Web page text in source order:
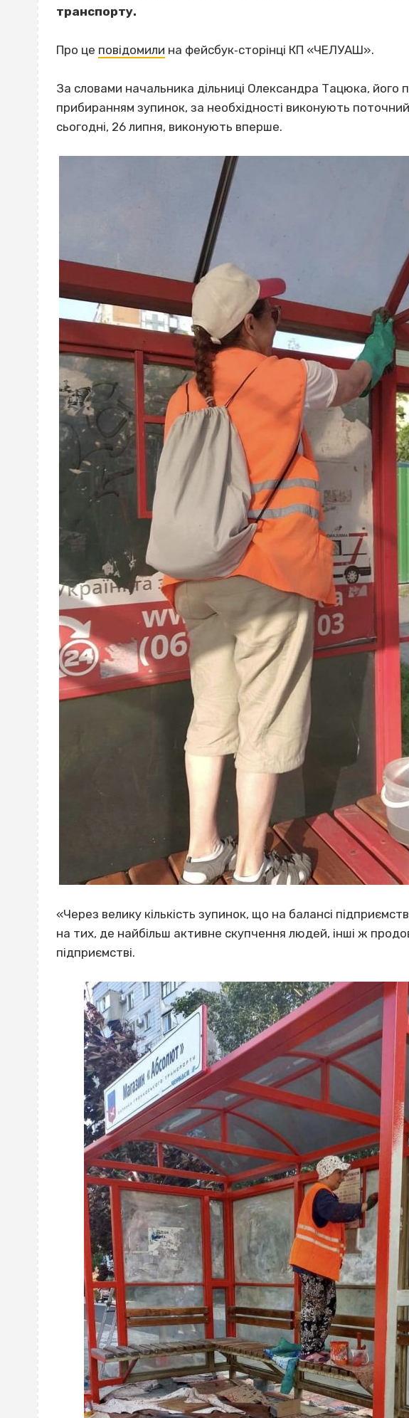
транспорту.
Про це повідомили на фейсбук‐сторінці КП «ЧЕЛУАШ».
За словами начальника дільниці Олександра Тацюка, його
прибиранням зупинок, за необхідності виконують
сьогодні, 26 липня, виконують вперше.
«Через велику кількість зупинок, що на балансі
на тих, де найбільш активне скупчення людей, інші ж
підприємстві.